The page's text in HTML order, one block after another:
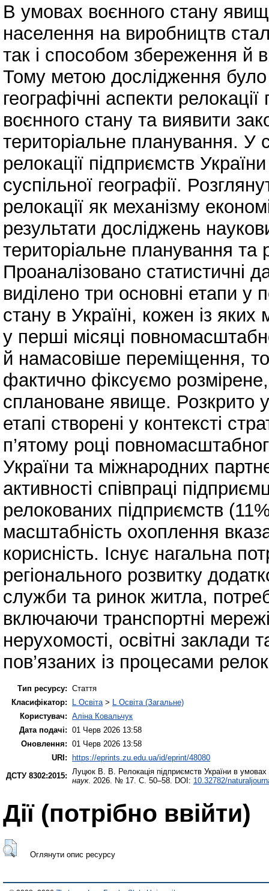
В умовах воєнного стану
населення на виробництв
так і способом збереження й
Тому метою дослідження було
географічні аспекти
воєнного стану та виявити
територіальне планування. У
релокації підприємств
суспільної географії.
релокації як механізму
результати досліджень
територіальне планування та
Проаналізовано статистичні
виділено три основні етапи у
стану в Україні, кожен із
у перші місяці
й намасовіше переміщення,
фактично фіксуємо
сплановане явище. Розкрито
етапі створені у контексті
п’ятому році
України та міжнародних
активності співпраці
релокованих підприємств
масштабність охоплення
корисність. Існує нагальна
регіонального розвитку
служби та ринок житла,
включаючи транспортні
нерухомості, освітні заклади
пов’язаних із процесами
Тип ресурсу: Стаття
Класифікатор:
L Освіта > L Освіта (Загальне)
Користувач: Аліна Ковальчук
Дата подачі: 01 Черв 2026 13:58
Оновлення: 01 Черв 2026 13:58
URI: https://eprints.zu.edu.ua/id/eprint/48080
ДСТУ 8302:2015:
Луцюк В. В.
Релокація підприємств України в
наук. 2026. № 17. С. 50–58. DOI: 10.32782/
Дії ​​(потрібно ввійти)
Оглянути опис ресурсу